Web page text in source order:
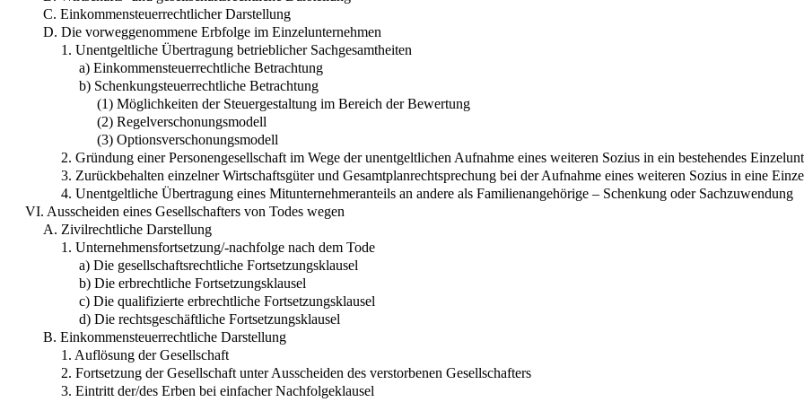
C. Einkommensteuerrechtlicher Darstellung
D. Die vorweggenommene Erbfolge im Einzelunternehmen
1. Unentgeltliche Übertragung betrieblicher Sachgesamtheiten
a) Einkommensteuerrechtliche Betrachtung
b) Schenkungsteuerrechtliche Betrachtung
(1) Möglichkeiten der Steuergestaltung im Bereich der Bewertung
(2) Regelverschonungsmodell
(3) Optionsverschonungsmodell
2. Gründung einer Personengesellschaft im Wege der unentgeltlichen Aufnahme eines weiteren Sozius in ein bestehendes
3. Zurückbehalten einzelner Wirtschaftsgüter und Gesamtplanrechtsprechung bei der Aufnahme eines weiteren Sozius in eine
4. Unentgeltliche Übertragung eines Mitunternehmeranteils an andere als Familienangehörige – Schenkung oder Sachzuwendung
VI. Ausscheiden eines Gesellschafters von Todes wegen
A. Zivilrechtliche Darstellung
1. Unternehmensfortsetzung/-nachfolge nach dem Tode
a) Die gesellschaftsrechtliche Fortsetzungsklausel
b) Die erbrechtliche Fortsetzungsklausel
c) Die qualifizierte erbrechtliche Fortsetzungsklausel
d) Die rechtsgeschäftliche Fortsetzungsklausel
B. Einkommensteuerrechtliche Darstellung
1. Auflösung der Gesellschaft
2. Fortsetzung der Gesellschaft unter Ausscheiden des verstorbenen Gesellschafters
3. Eintritt der/des Erben bei einfacher Nachfolgeklausel